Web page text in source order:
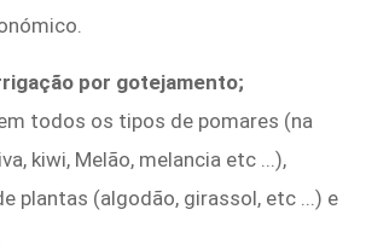
por gotejamento;
todos os tipos de pomares (na
kiwi, Melão, melancia etc ...),
plantas (algodão, girassol, etc ...) e